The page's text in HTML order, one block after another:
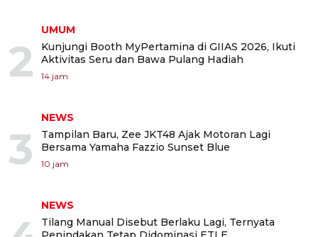
2
UMUM
Kunjungi Booth MyPertamina di GIIAS 2026, Ikuti
Aktivitas Seru dan Bawa Pulang Hadiah
14 jam
3
NEWS
Tampilan Baru, Zee JKT48 Ajak Motoran Lagi
Bersama Yamaha Fazzio Sunset Blue
10 jam
NEWS
Tilang Manual Disebut Berlaku Lagi, Ternyata